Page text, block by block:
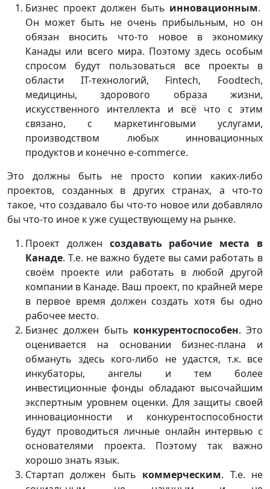
Бизнес проект должен быть инновационным.
Он может быть не очень прибыльным, но он
обязан вносить что-то новое в экономику
Канады или всего мира. Поэтому здесь особым
спросом будут пользоваться все проекты в
области IT-технологий, Fintech, Foodtech,
медицины, здорового образа жизни,
искусственного интеллекта и всё что с этим
связано, с маркетинговыми услугами,
производством любых инновационных
продуктов и конечно e-commerce.
Это должны быть не просто копии каких-либо
проектов, созданных в других странах, а что-то
такое, что создавало бы что-то новое или добавляло
бы что-то иное к уже существующему на рынке.
Проект должен создавать рабочие места в
Канаде. Т.е. не важно будете вы сами работать в
своём проекте или работать в любой другой
компании в Канаде. Ваш проект, по крайней мере
в первое время должен создать хотя бы одно
рабочее место.
Бизнес должен быть конкурентоспособен. Это
оценивается на основании бизнес-плана и
обмануть здесь кого-либо не удастся, т.к. все
инкубаторы, ангелы и тем более
инвестиционные фонды обладают высочайшим
экспертным уровнем оценки. Для защиты своей
инновационности и конкурентоспособности
будут проводиться личные онлайн интервью с
основателями проекта. Поэтому так важно
хорошо знать язык.
Стартап должен быть коммерческим. Т.е. не